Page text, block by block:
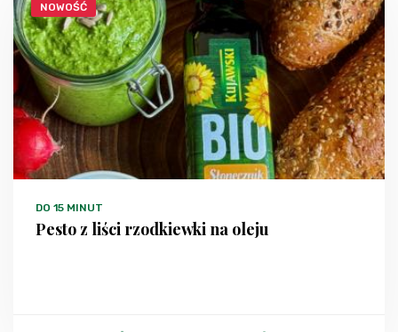
NOWOŚĆ
DO 15 MINUT
Pesto z liści rzodkiewki na oleju